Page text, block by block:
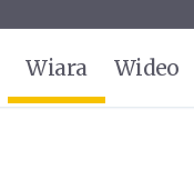
Wiara Wideo